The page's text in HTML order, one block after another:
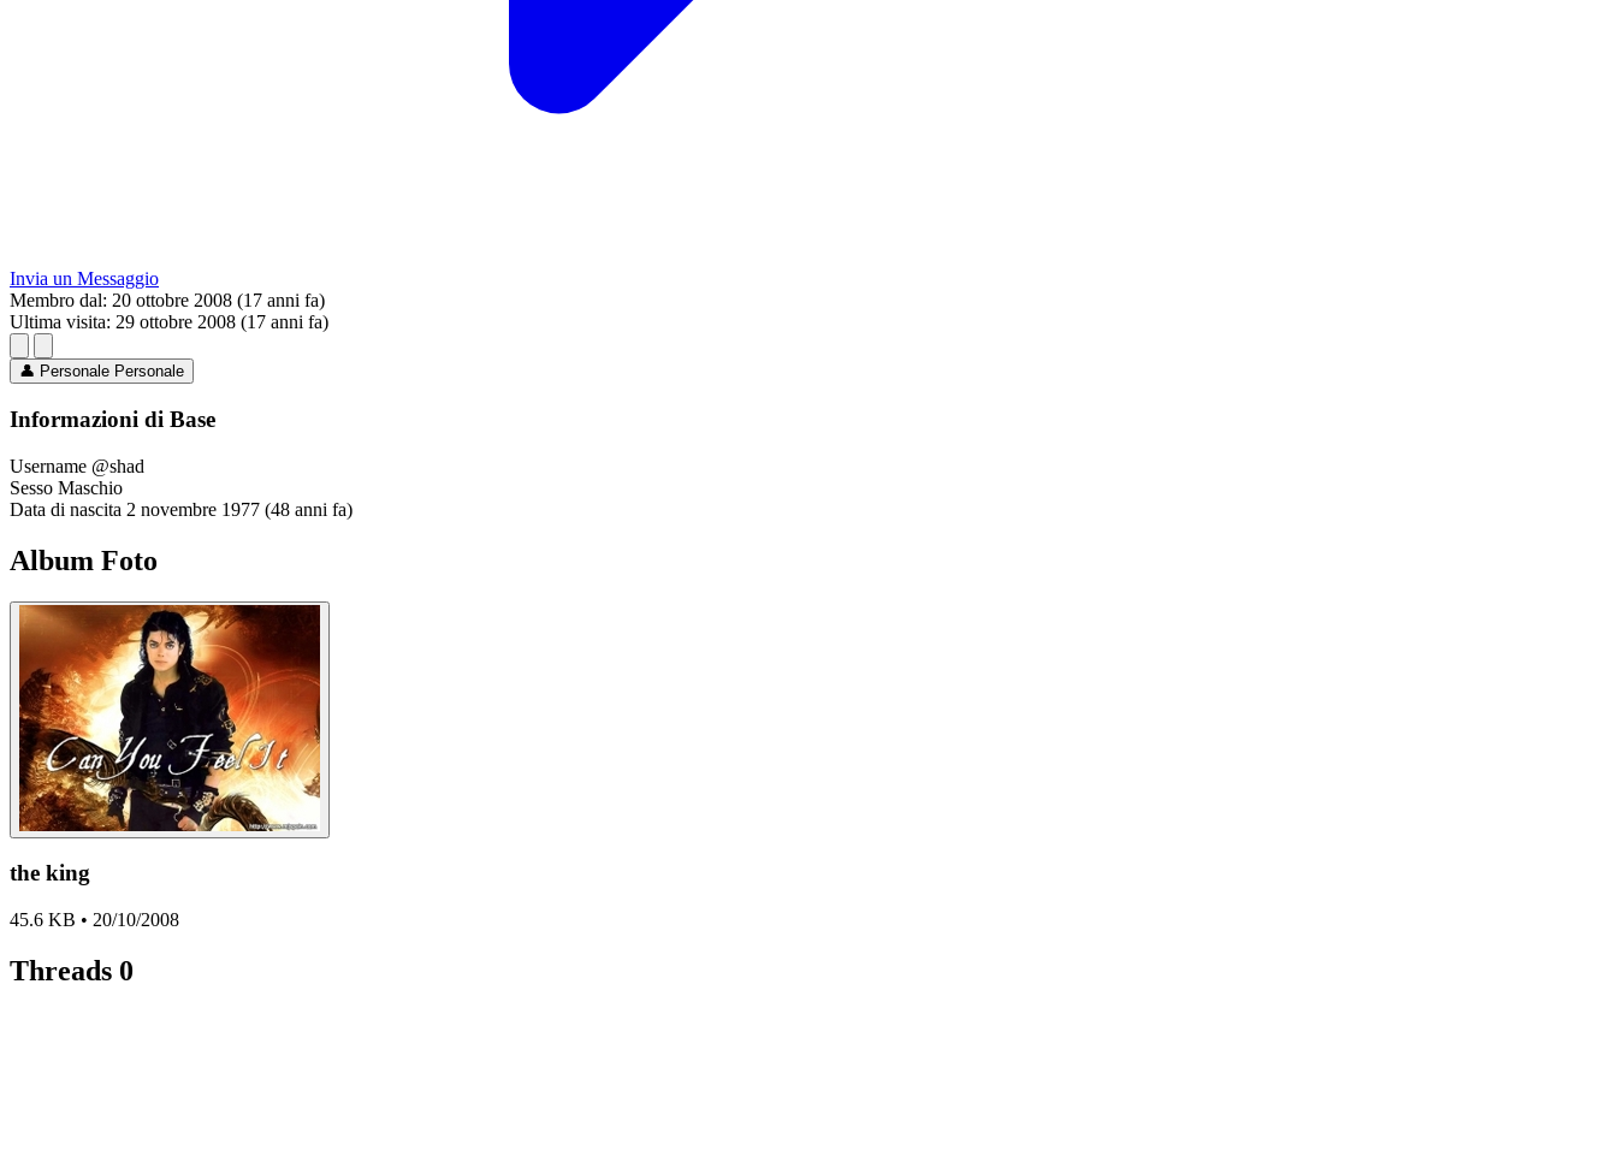
Invia un Messaggio
Membro dal: 20 ottobre 2008 (17 anni fa)
Ultima visita: 29 ottobre 2008 (17 anni fa)
👤 Personale Personale
Informazioni di Base
Username @shad
Sesso Maschio
Data di nascita 2 novembre 1977 (48 anni fa)
Album Foto
the king
45.6 KB • 20/10/2008
Threads 0